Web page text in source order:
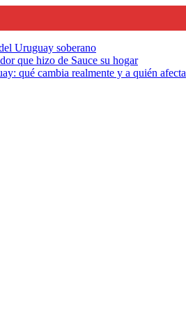
Uruguay soberano
que hizo de Sauce su hogar
qué cambia realmente y a quién afecta